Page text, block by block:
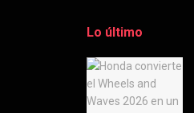
Lo último